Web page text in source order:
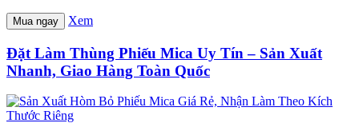
Mua ngay Xem
Đặt Làm Thùng Phiếu Mica Uy Tín – Sản Xuất
Nhanh, Giao Hàng Toàn Quốc